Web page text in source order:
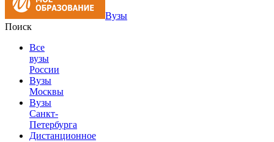
Вузы
Поиск
Все
вузы
России
Вузы
Москвы
Вузы
Санкт-
Петербурга
Дистанционное